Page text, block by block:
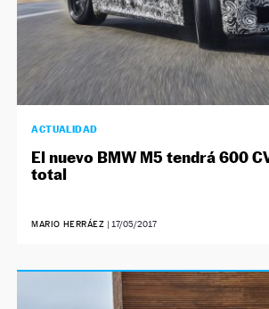
ACTUALIDAD
El nuevo BMW M5 tendrá 600
total
MARIO HERRÁEZ | 17/05/2017